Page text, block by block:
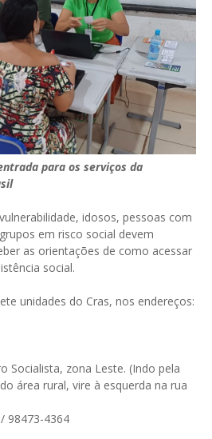
para os serviços da
idosos, pessoas com
em risco social devem
as orientações de como acessar
social.
unidades do Cras, nos endereços:
Socialista, zona Leste. (Indo pela
área rural, vire à esquerda na rua
98473-4364